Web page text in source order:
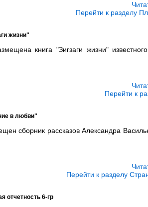
Перейти к разделу
жизни"
книга "Зигзаги жизни" известного
Перейти к
в любви"
сборник рассказов Александра
Перейти к разделу
отчетность 6-гр